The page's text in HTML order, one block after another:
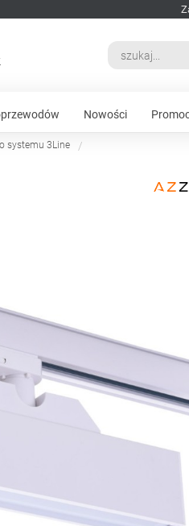
Nowości
systemu 3Line